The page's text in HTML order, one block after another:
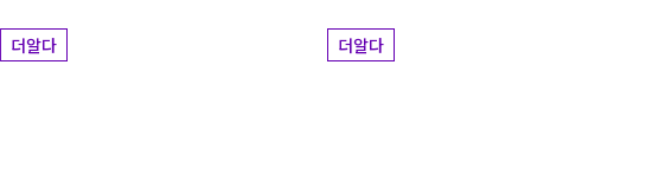
더알다 더알다